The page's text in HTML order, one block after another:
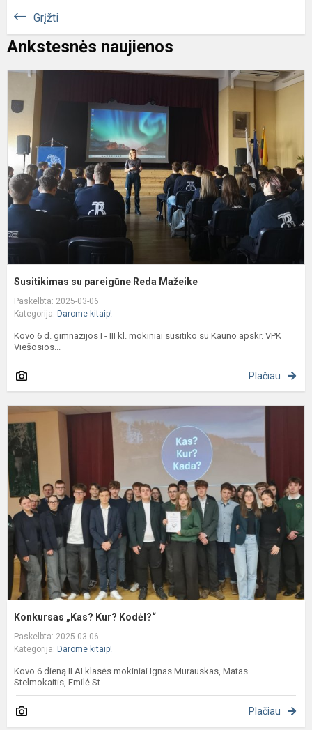
Grįžti
Ankstesnės naujienos
Susitikimas su pareigūne Reda Mažeike
Paskelbta: 2025-03-06
Kategorija: Darome kitaip!
Kovo 6 d. gimnazijos I - III kl. mokiniai susitiko su Kauno apskr. VPK
Viešosios...
Plačiau
Konkursas „Kas? Kur? Kodėl?“
Paskelbta: 2025-03-06
Kategorija: Darome kitaip!
Kovo 6 dieną II AI klasės mokiniai Ignas Murauskas, Matas
Stelmokaitis, Emilė St...
Plačiau